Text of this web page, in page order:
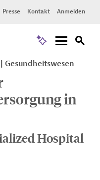
Presse Kontakt Anmelden
Gesundheitswesen
in
Hospital